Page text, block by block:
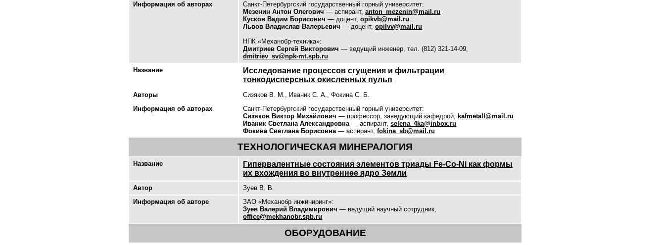
Информация об авторах
Санкт-Петербургский государственный горный университет:
Мезенин Антон Олегович — аспирант,anton_mezenin@mail.ru
Кусков Вадим Борисович — доцент,opikvb@mail.ru
Львов Владислав Валерьевич — доцент,opilvv@mail.ru
НПК «Механобр-техника»:
Дмитриев Сергей Викторович — ведущий инженер, тел. (812) 321-14-09,
dmitriev_sv@npk-mt.spb.ru
Название
Исследование процессов сгущения и фильтрации
тонкодисперсных окисленных пульп
Авторы
Сизяков В. М., Иваник С. А., Фокина С. Б.
Информация об авторах
Санкт-Петербургский государственный горный университет:
Сизяков Виктор Михайлович — профессор, заведующий кафедрой,
kafmetall@mail.ru
Иваник Светлана Александровна — аспирант,selena_4ka@inbox.ru
Фокина Светлана Борисовна — аспирант,fokina_sb@mail.ru
ТЕХНОЛОГИЧЕСКАЯ МИНЕРАЛОГИЯ
Название
Гипервалентные состояния элементов триады Fe-Co-Ni как формы
их вхождения во внутреннее ядро Земли
Автор
Зуев В. В.
Информация об авторе
ЗАО «Механобр инжиниринг»:
Зуев Валерий Владимирович — ведущий научный сотрудник,
office@mekhanobr.spb.ru
ОБОРУДОВАНИЕ